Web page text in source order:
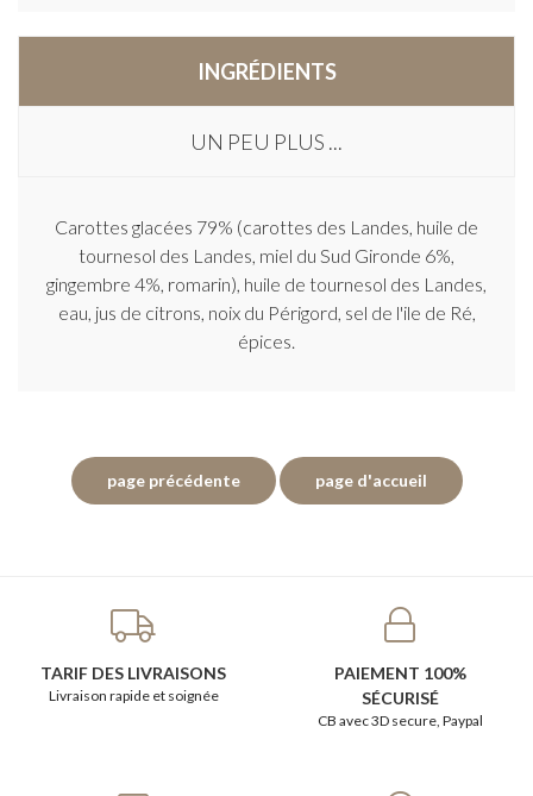
INGRÉDIENTS
UN PEU PLUS ...
Carottes glacées 79% (carottes des Landes, huile de
tournesol des Landes, miel du Sud Gironde 6%,
gingembre 4%, romarin), huile de tournesol des Landes,
eau, jus de citrons, noix du Périgord, sel de l'ile de Ré,
épices.
TARIF DES LIVRAISONS
Livraison rapide et soignée
PAIEMENT 100%
SÉCURISÉ
CB avec 3D secure, Paypal